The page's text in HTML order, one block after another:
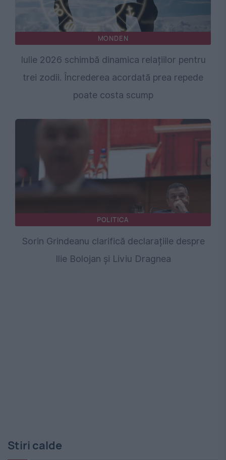
MONDEN
Iulie 2026 schimbă dinamica relațiilor pentru
trei zodii. Încrederea acordată prea repede
poate costa scump
POLITICA
Sorin Grindeanu clarifică declarațiile despre
Ilie Bolojan și Liviu Dragnea
Stiri calde